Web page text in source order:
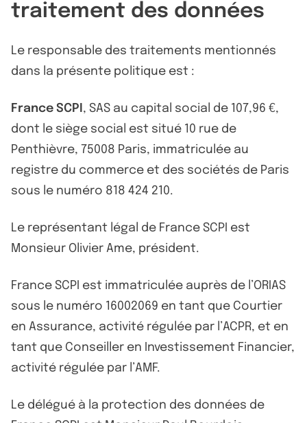
traitement des données
Le responsable des traitements mentionnés
dans la présente politique est :
France SCPI , SAS au capital social de 107,96 €,
dont le siège social est situé 10 rue de
Penthièvre, 75008 Paris, immatriculée au
registre du commerce et des sociétés de Paris
sous le numéro 818 424 210.
Le représentant légal de France SCPI est
Monsieur Olivier Ame, président.
France SCPI est immatriculée auprès de l’ORIAS
sous le numéro 16002069 en tant que Courtier
en Assurance, activité régulée par l’ACPR, et en
tant que Conseiller en Investissement Financier,
activité régulée par l’AMF.
Le délégué à la protection des données de